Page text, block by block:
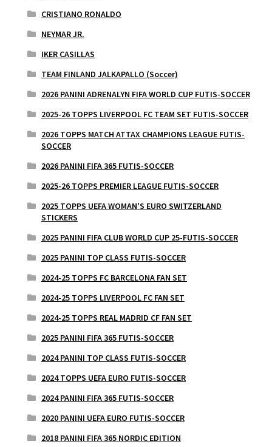
CRISTIANO RONALDO
NEYMAR JR.
IKER CASILLAS
TEAM FINLAND JALKAPALLO (Soccer)
2026 PANINI ADRENALYN FIFA WORLD CUP FUTIS-SOCCER
2025-26 TOPPS LIVERPOOL FC TEAM SET FUTIS-SOCCER
2026 TOPPS MATCH ATTAX CHAMPIONS LEAGUE FUTIS-
SOCCER
2026 PANINI FIFA 365 FUTIS-SOCCER
2025-26 TOPPS PREMIER LEAGUE FUTIS-SOCCER
2025 TOPPS UEFA WOMAN'S EURO SWITZERLAND
STICKERS
2025 PANINI FIFA CLUB WORLD CUP 25-FUTIS-SOCCER
2025 PANINI TOP CLASS FUTIS-SOCCER
2024-25 TOPPS FC BARCELONA FAN SET
2024-25 TOPPS LIVERPOOL FC FAN SET
2024-25 TOPPS REAL MADRID CF FAN SET
2025 PANINI FIFA 365 FUTIS-SOCCER
2024 PANINI TOP CLASS FUTIS-SOCCER
2024 TOPPS UEFA EURO FUTIS-SOCCER
2024 PANINI FIFA 365 FUTIS-SOCCER
2020 PANINI UEFA EURO FUTIS-SOCCER
2018 PANINI FIFA 365 NORDIC EDITION